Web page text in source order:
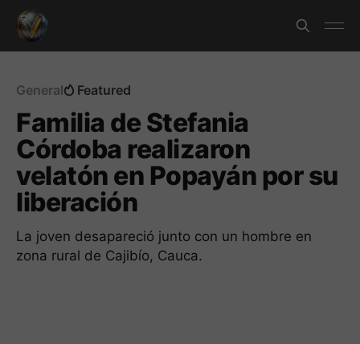
General Featured
Familia de Stefania
Córdoba realizaron
velatón en Popayán por su
liberación
La joven desapareció junto con un hombre en
zona rural de Cajibío, Cauca.